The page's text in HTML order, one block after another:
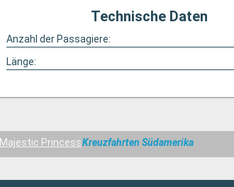
Technische Daten
Anzahl der Passagiere:
Länge:
Majestic PrincessKreuzfahrten Südamerika